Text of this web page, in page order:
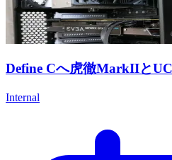
Define Cへ虎徹MarkIIと
Internal